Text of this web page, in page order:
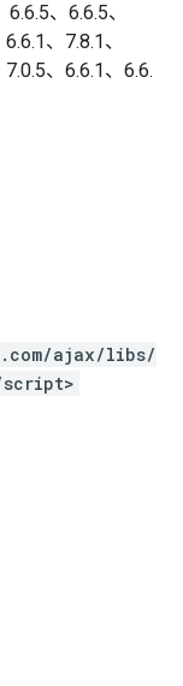
、6.6.5、
、7.8.1、
、6.6.1、6.6.
ajax/libs/